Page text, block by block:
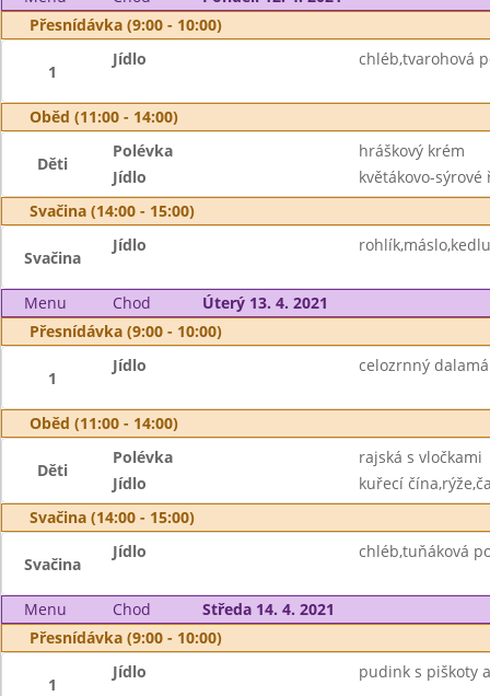
Přesnídávka (9:00 - 10:00)
1
Jídlo chléb,tvarohová
Oběd (11:00 - 14:00)
Děti
Polévka
hráškový krém
Jídlo
květákovo-
Svačina (14:00 - 15:00)
Svačina
Jídlo
Menu Chod
Úterý 13. 4. 2021
Přesnídávka (9:00 - 10:00)
1
Jídlo celozrnný
Oběd (11:00 - 14:00)
Děti
Polévka
rajská s vločkami
Jídlo
kuřecí
Svačina (14:00 - 15:00)
Svačina
Jídlo chléb,tuňáková
Menu Chod
Středa 14. 4. 2021
Přesnídávka (9:00 - 10:00)
1
Jídlo pudink s piškoty